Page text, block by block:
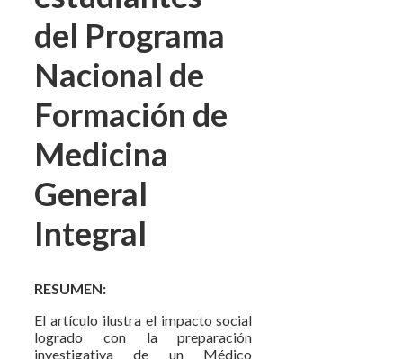
del Programa
Nacional de
Formación de
Medicina
General
Integral
RESUMEN:
El artículo ilustra el impacto social
logrado con la preparación
investigativa de un Médico